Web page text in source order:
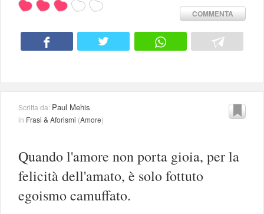
COMMENTA
Scritta da: Paul Mehis
in Frasi & Aforismi (Amore)
Quando l'amore non porta gioia, per la
felicità dell'amato, è solo fottuto
egoismo camuffato.